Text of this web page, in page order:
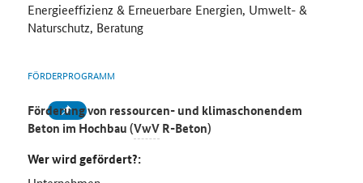
Energieeffizienz & Erneuerbare Energien, Umwelt- &
Naturschutz, Beratung
FÖRDERPROGRAMM
Förderung von ressourcen- und klimaschonendem
Beton im Hochbau (VwVR-Beton)
Wer wird gefördert?: